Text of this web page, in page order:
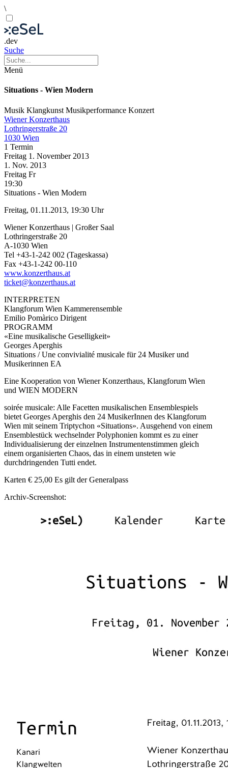
\
.dev
Suche
Menü
Situations - Wien Modern
Musik Klangkunst Musikperformance Konzert
Wiener Konzerthaus
Lothringerstraße 20
1030 Wien
1 Termin
Freitag 1. November 2013
1. Nov. 2013
Freitag Fr
19:30
Situations - Wien Modern
Freitag, 01.11.2013, 19:30 Uhr
Wiener Konzerthaus | Großer Saal
Lothringerstraße 20
A-1030 Wien
Tel +43-1-242 002 (Tageskassa)
Fax +43-1-242 00-110
www.konzerthaus.at
ticket@konzerthaus.at
INTERPRETEN
Klangforum Wien Kammerensemble
Emilio Pomàrico Dirigent
PROGRAMM
«Eine musikalische Geselligkeit»
Georges Aperghis
Situations / Une convivialité musicale für 24 Musiker und
Musikerinnen EA
Eine Kooperation von Wiener Konzerthaus, Klangforum Wien
und WIEN MODERN
soirée musicale: Alle Facetten musikalischen Ensemblespiels
bietet Georges Aperghis den 24 MusikerInnen des Klangforum
Wien mit seinem Triptychon «Situations». Ausgehend von einem
Ensemblestück wechselnder Polyphonien kommt es zu einer
Individualisierung der einzelnen Instrumentenstimmen gleich
einem organisierten Chaos, das in einem unsteten wie
durchdringenden Tutti endet.
Karten € 25,00 Es gilt der Generalpass
Archiv-Screenshot: